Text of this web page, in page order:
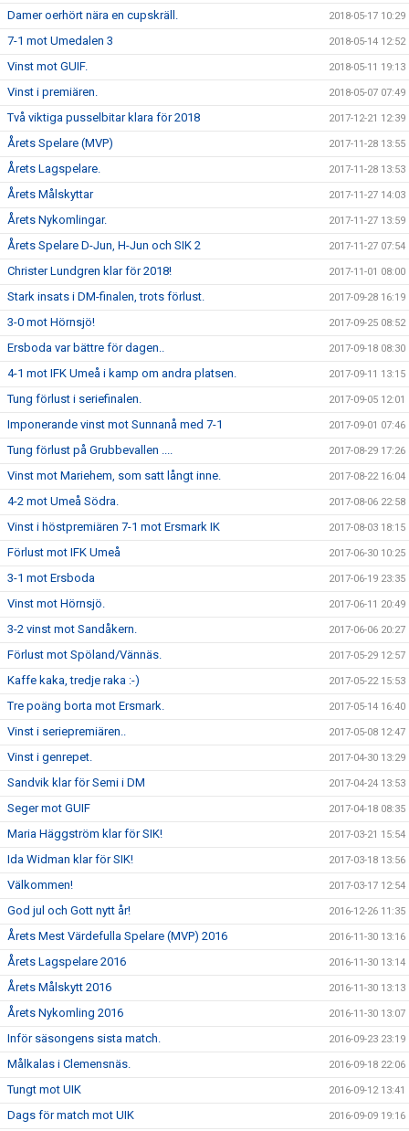
Damer oerhört nära en cupskräll. 2018-05-17 10:29
7-1 mot Umedalen 3 2018-05-14 12:52
Vinst mot GUIF. 2018-05-11 19:13
Vinst i premiären. 2018-05-07 07:49
Två viktiga pusselbitar klara för 2018 2017-12-21 12:39
Årets Spelare (MVP) 2017-11-28 13:55
Årets Lagspelare. 2017-11-28 13:53
Årets Målskyttar 2017-11-27 14:03
Årets Nykomlingar. 2017-11-27 13:59
Årets Spelare D-Jun, H-Jun och SIK 2 2017-11-27 07:54
Christer Lundgren klar för 2018! 2017-11-01 08:00
Stark insats i DM-finalen, trots förlust. 2017-09-28 16:19
3-0 mot Hörnsjö! 2017-09-25 08:52
Ersboda var bättre för dagen.. 2017-09-18 08:30
4-1 mot IFK Umeå i kamp om andra platsen. 2017-09-11 13:15
Tung förlust i seriefinalen. 2017-09-05 12:01
Imponerande vinst mot Sunnanå med 7-1 2017-09-01 07:46
Tung förlust på Grubbevallen .... 2017-08-29 17:26
Vinst mot Mariehem, som satt långt inne. 2017-08-22 16:04
4-2 mot Umeå Södra. 2017-08-06 22:58
Vinst i höstpremiären 7-1 mot Ersmark IK 2017-08-03 18:15
Förlust mot IFK Umeå 2017-06-30 10:25
3-1 mot Ersboda 2017-06-19 23:35
Vinst mot Hörnsjö. 2017-06-11 20:49
3-2 vinst mot Sandåkern. 2017-06-06 20:27
Förlust mot Spöland/Vännäs. 2017-05-29 12:57
Kaffe kaka, tredje raka :-) 2017-05-22 15:53
Tre poäng borta mot Ersmark. 2017-05-14 16:40
Vinst i seriepremiären.. 2017-05-08 12:47
Vinst i genrepet. 2017-04-30 13:29
Sandvik klar för Semi i DM 2017-04-24 13:53
Seger mot GUIF 2017-04-18 08:35
Maria Häggström klar för SIK! 2017-03-21 15:54
Ida Widman klar för SIK! 2017-03-18 13:56
Välkommen! 2017-03-17 12:54
God jul och Gott nytt år! 2016-12-26 11:35
Årets Mest Värdefulla Spelare (MVP) 2016 2016-11-30 13:16
Årets Lagspelare 2016 2016-11-30 13:14
Årets Målskytt 2016 2016-11-30 13:13
Årets Nykomling 2016 2016-11-30 13:07
Inför säsongens sista match. 2016-09-23 23:19
Målkalas i Clemensnäs. 2016-09-18 22:06
Tungt mot UIK 2016-09-12 13:41
Dags för match mot UIK 2016-09-09 19:16